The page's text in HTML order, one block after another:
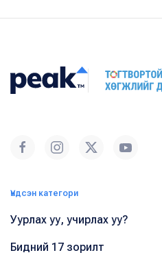
Үндсэн категори
Уурлах уу, учирлах уу?
Бидний 17 зорилт